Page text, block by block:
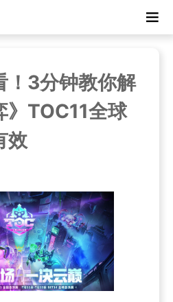
！3分钟教你解
》TOC11全球
效